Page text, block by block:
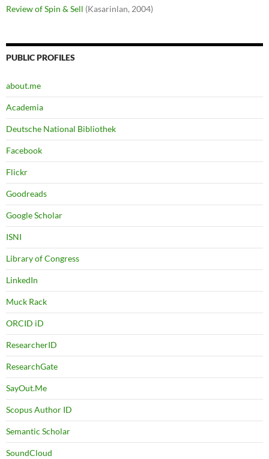
Review of Spin & Sell (Kasarinlan, 2004)
PUBLIC PROFILES
about.me
Academia
Deutsche National Bibliothek
Facebook
Flickr
Goodreads
Google Scholar
ISNI
Library of Congress
LinkedIn
Muck Rack
ORCID iD
ResearcherID
ResearchGate
SayOut.Me
Scopus Author ID
Semantic Scholar
SoundCloud